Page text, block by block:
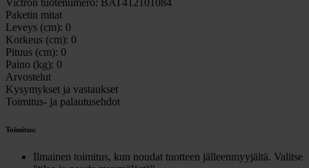
Paketin mitat
Leveys (cm): 0
Korkeus (cm): 0
Pituus (cm): 0
Paino (kg): 0
Arvostelut
Kysymykset ja vastaukset
Toimitus- ja palautusehdot
Toimitus:
Ilmainen toimitus, kun noudat tuotteen jälleenmyyjältä. Valitse